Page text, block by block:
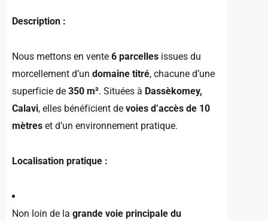
Description :
Nous mettons en vente 6 parcelles issues du
morcellement d’un domaine titré, chacune d’une
superficie de 350 m². Situées à Dassèkomey,
Calavi, elles bénéficient de voies d’accès de 10
mètres et d’un environnement pratique.
Localisation pratique :
Non loin de la grande voie principale du